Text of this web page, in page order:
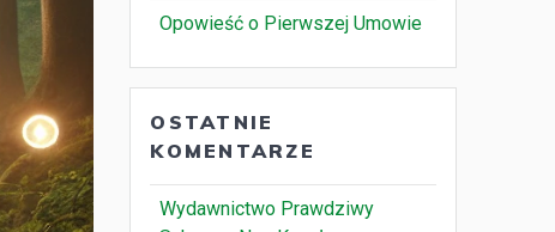
Opowieść o Pierwszej Umowie
OSTATNIE
KOMENTARZE
Wydawnictwo Prawdziwy